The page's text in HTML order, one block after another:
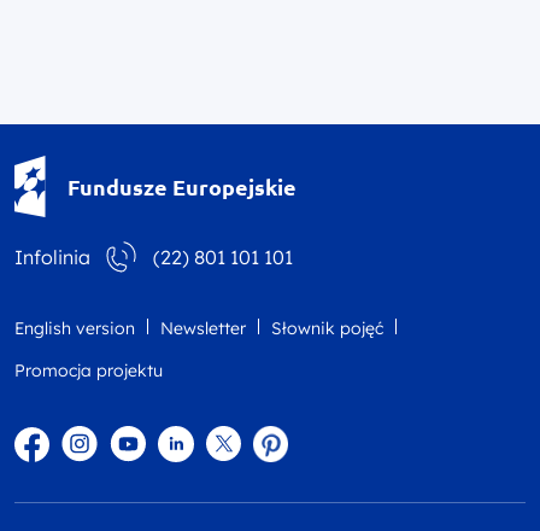
Fundusze Europejskie
Infolinia (22) 801 101 101
English version Newsletter
Słownik pojęć
Promocja projektu
FacebookInstagram
YouTubeLinkedintwitterPinterest